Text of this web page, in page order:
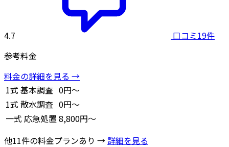
4.7
口コミ19件
参考料金
料金の詳細を見る →
1式 基本調査 0円～
1式 散水調査 0円～
一式 応急処置 8,800円～
他11件の料金プランあり → 詳細を見る